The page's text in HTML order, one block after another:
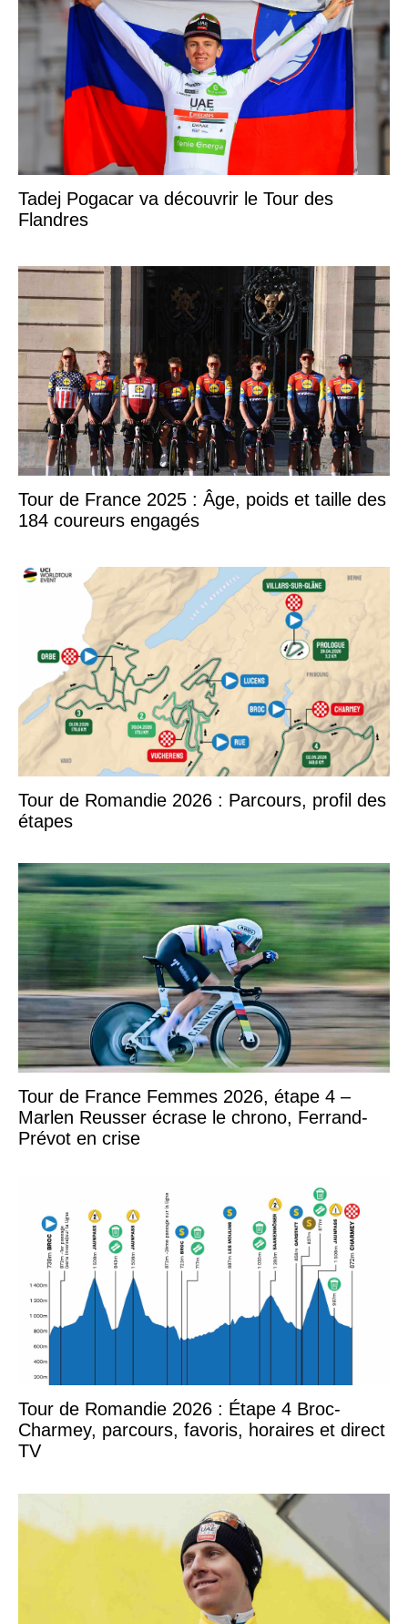
Tadej Pogacar va découvrir le Tour des
Flandres
Tour de France 2025 : Âge, poids et taille des
184 coureurs engagés
Tour de Romandie 2026 : Parcours, profil des
étapes
Tour de France Femmes 2026, étape 4 –
Marlen Reusser écrase le chrono, Ferrand-
Prévot en crise
Tour de Romandie 2026 : Étape 4 Broc-
Charmey, parcours, favoris, horaires et direct
TV